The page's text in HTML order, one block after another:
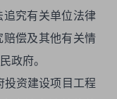
追究有关单位法律
赔偿及其他有关情
政府。
投资建设项目工程